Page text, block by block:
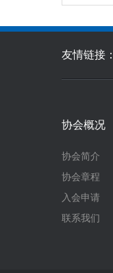
友情链接：
协会概况
协会简介
协会章程
入会申请
联系我们